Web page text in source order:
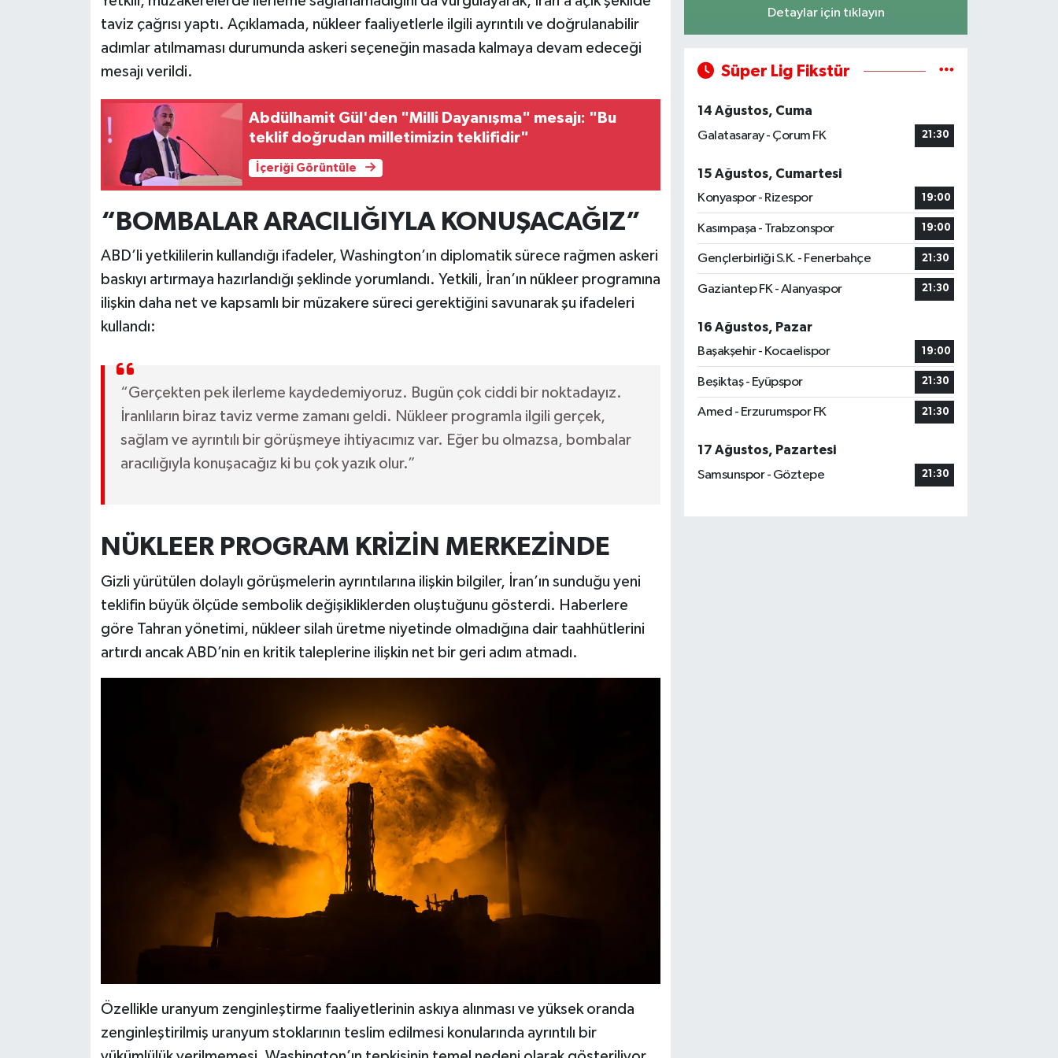
taviz çağrısı yaptı. Açıklamada, nükleer faaliyetlerle ilgili ayrıntılı ve doğrulanabilir
adımlar atılmaması durumunda askeri seçeneğin masada kalmaya devam edeceği
mesajı verildi.
Abdülhamit Gül'den "Milli Dayanışma" mesajı: "Bu
teklif doğrudan milletimizin teklifidir"
İçeriği Görüntüle
“BOMBALAR ARACILIĞIYLA KONUŞACAĞIZ”
ABD’li yetkililerin kullandığı ifadeler, Washington’ın diplomatik sürece rağmen askeri
baskıyı artırmaya hazırlandığı şeklinde yorumlandı. Yetkili, İran’ın nükleer programına
ilişkin daha net ve kapsamlı bir müzakere süreci gerektiğini savunarak şu ifadeleri
kullandı:
“Gerçekten pek ilerleme kaydedemiyoruz. Bugün çok ciddi bir noktadayız.
İranlıların biraz taviz verme zamanı geldi. Nükleer programla ilgili gerçek,
sağlam ve ayrıntılı bir görüşmeye ihtiyacımız var. Eğer bu olmazsa, bombalar
aracılığıyla konuşacağız ki bu çok yazık olur.”
NÜKLEER PROGRAM KRİZİN MERKEZİNDE
Gizli yürütülen dolaylı görüşmelerin ayrıntılarına ilişkin bilgiler, İran’ın sunduğu yeni
teklifin büyük ölçüde sembolik değişikliklerden oluştuğunu gösterdi. Haberlere
göre Tahran yönetimi, nükleer silah üretme niyetinde olmadığına dair taahhütlerini
artırdı ancak ABD’nin en kritik taleplerine ilişkin net bir geri adım atmadı.
Özellikle uranyum zenginleştirme faaliyetlerinin askıya alınması ve yüksek oranda
zenginleştirilmiş uranyum stoklarının teslim edilmesi konularında ayrıntılı bir
Detaylar için tıklayın
Süper Lig Fikstür
14 Ağustos, Cuma
Galatasaray - Çorum FK
21:30
15 Ağustos, Cumartesi
Konyaspor - Rizespor
19:00
Kasımpaşa - Trabzonspor 19:00
Gençlerbirliği S.K. - Fenerbahçe 21:30
Gaziantep FK - Alanyaspor 21:30
16 Ağustos, Pazar
Başakşehir - Kocaelispor
19:00
Beşiktaş - Eyüpspor 21:30
Amed - Erzurumspor FK 21:30
17 Ağustos, Pazartesi
Samsunspor - Göztepe
21:30